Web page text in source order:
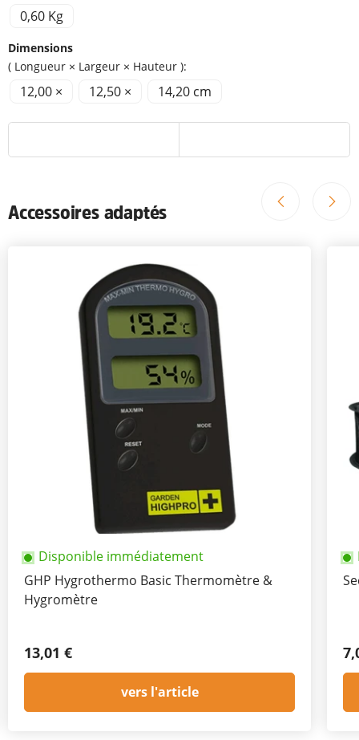
0,60 Kg
Dimensions
( Longueur × Largeur × Hauteur ):
12,00 × 12,50 × 14,20 cm
Accessoires adaptés
Disponible immédiatement
GHP Hygrothermo Basic Thermomètre &
Hygromètre
13,01 €
vers l'article